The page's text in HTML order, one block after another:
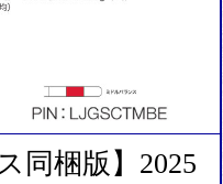
同梱版】2025